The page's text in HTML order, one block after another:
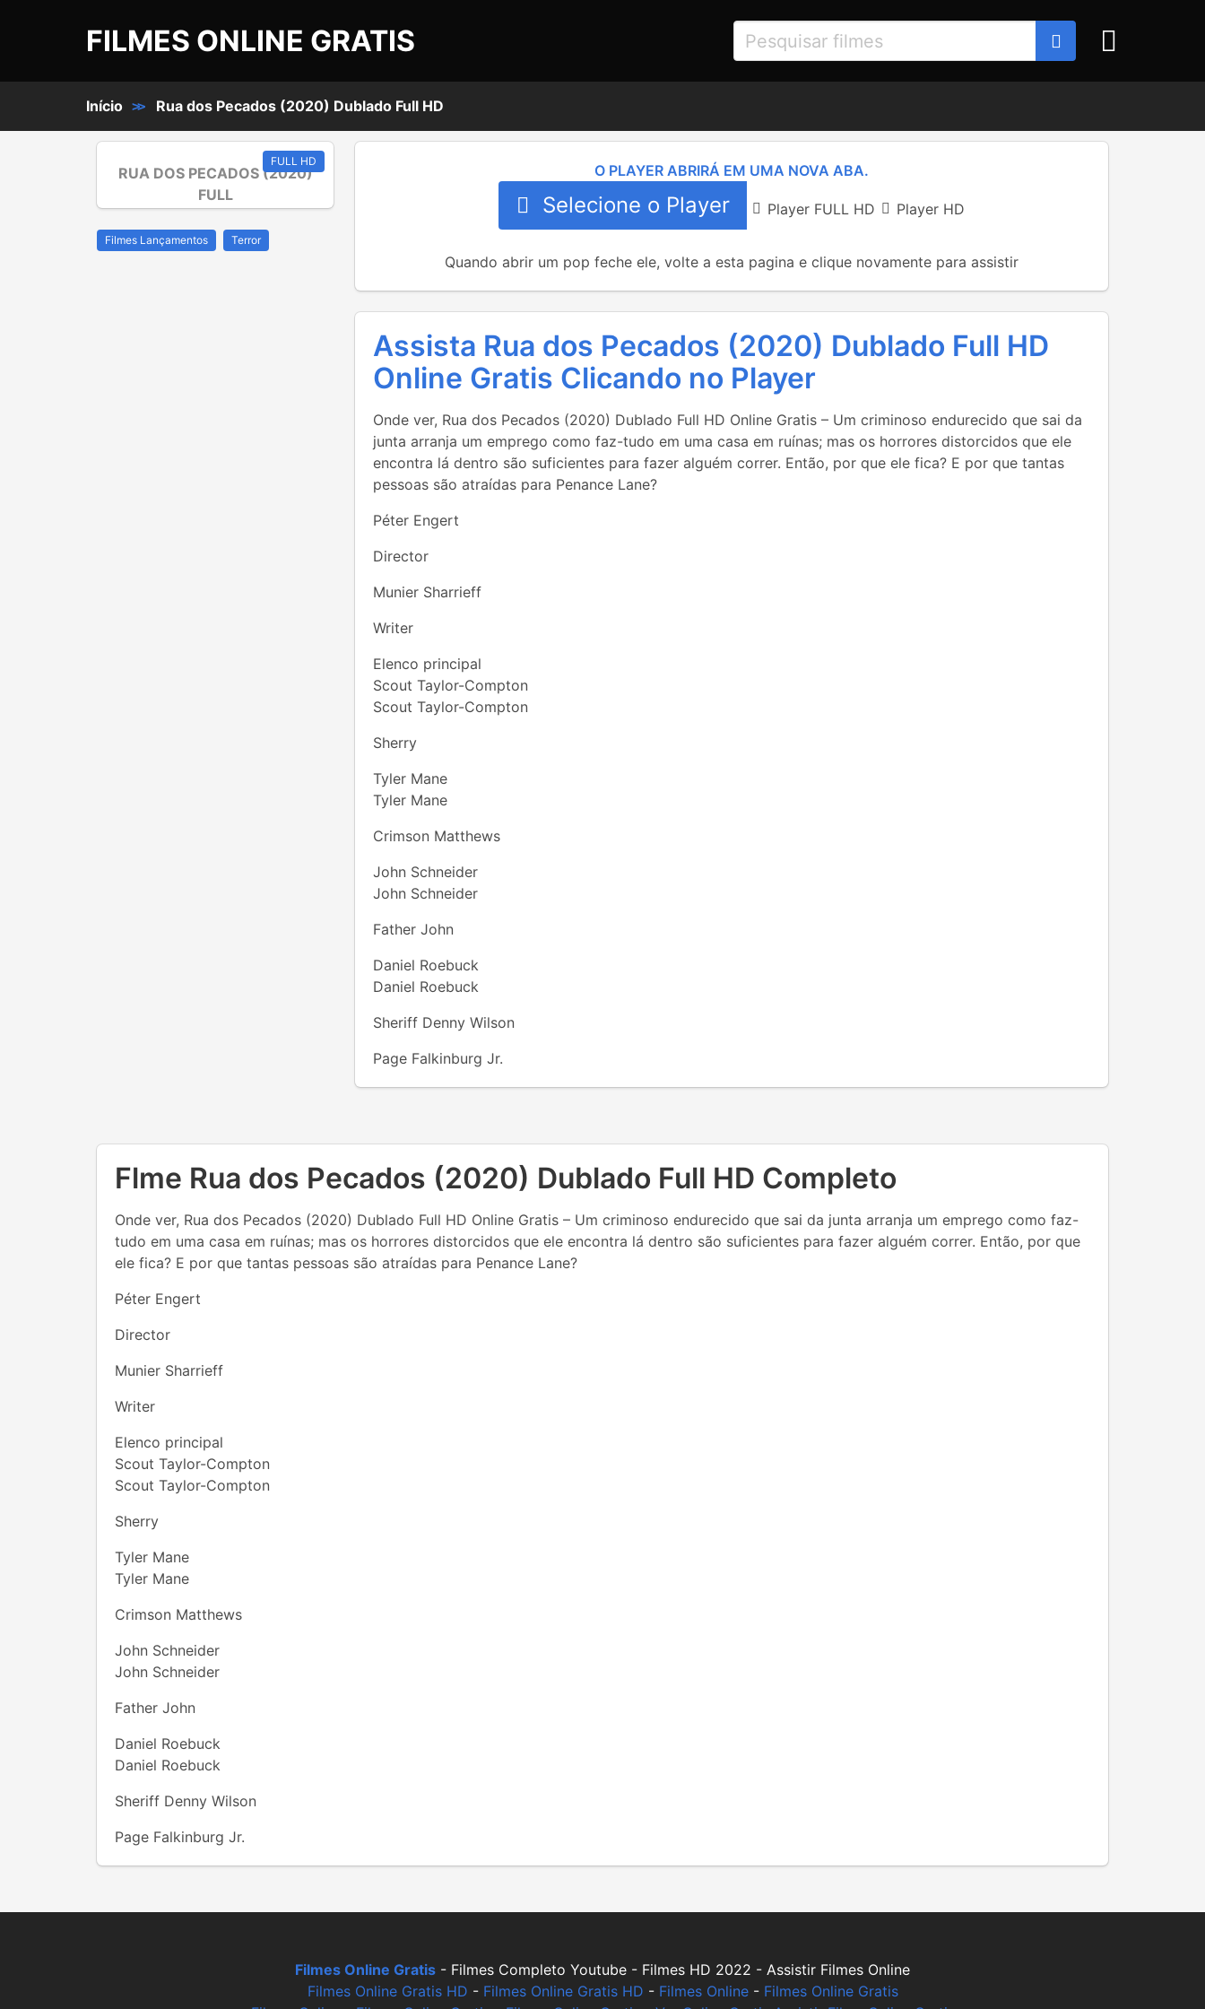
FILMES ONLINE GRATIS
Início >> Rua dos Pecados (2020) Dublado Full HD
FULL HD
RUA DOS PECADOS (2020)
FULL
Filmes Lançamentos Terror
O PLAYER ABRIRÁ EM UMA NOVA ABA.
Selecione o Player Player FULL HD Player HD
Quando abrir um pop feche ele, volte a esta pagina e clique novamente para assistir
Assista Rua dos Pecados (2020) Dublado Full HD
Online Gratis Clicando no Player
Onde ver, Rua dos Pecados (2020) Dublado Full HD Online Gratis – Um criminoso endurecido que sai da
junta arranja um emprego como faz-tudo em uma casa em ruínas; mas os horrores distorcidos que ele
encontra lá dentro são suficientes para fazer alguém correr. Então, por que ele fica? E por que tantas
pessoas são atraídas para Penance Lane?
Péter Engert
Director
Munier Sharrieff
Writer
Elenco principal
Scout Taylor-Compton
Scout Taylor-Compton
Sherry
Tyler Mane
Tyler Mane
Crimson Matthews
John Schneider
John Schneider
Father John
Daniel Roebuck
Daniel Roebuck
Sheriff Denny Wilson
Page Falkinburg Jr.
Flme Rua dos Pecados (2020) Dublado Full HD Completo
Onde ver, Rua dos Pecados (2020) Dublado Full HD Online Gratis – Um criminoso endurecido que sai da junta arranja um emprego como faz-
tudo em uma casa em ruínas; mas os horrores distorcidos que ele encontra lá dentro são suficientes para fazer alguém correr. Então, por que
ele fica? E por que tantas pessoas são atraídas para Penance Lane?
Péter Engert
Director
Munier Sharrieff
Writer
Elenco principal
Scout Taylor-Compton
Scout Taylor-Compton
Sherry
Tyler Mane
Tyler Mane
Crimson Matthews
John Schneider
John Schneider
Father John
Daniel Roebuck
Daniel Roebuck
Sheriff Denny Wilson
Page Falkinburg Jr.
Filmes Online Gratis - Filmes Completo Youtube - Filmes HD 2022 - Assistir Filmes Online
Filmes Online Gratis HD - Filmes Online Gratis HD - Filmes Online- Filmes Online Gratis